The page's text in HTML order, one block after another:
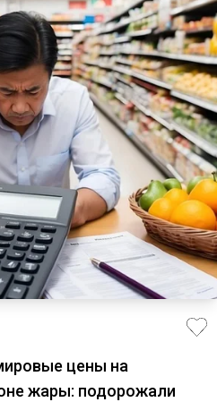
цены на
жары: подорожали